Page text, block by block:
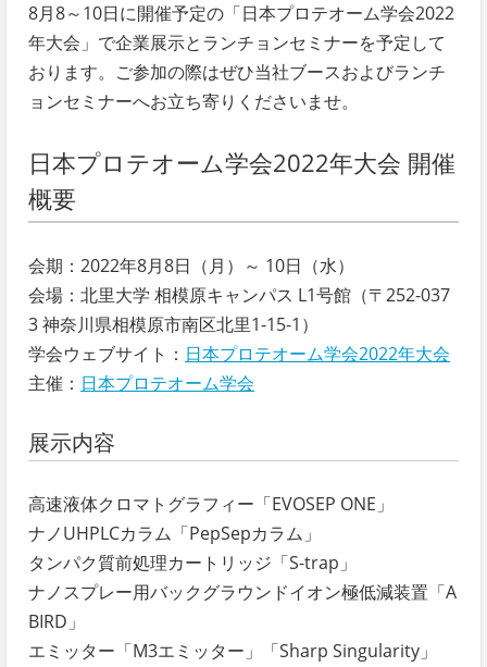
8月8～10日に開催予定の「日本プロテオーム学会2022
年大会」で企業展示とランチョンセミナーを予定して
おります。ご参加の際はぜひ当社ブースおよびランチ
ョンセミナーへお立ち寄りくださいませ。
日本プロテオーム学会2022年大会 開催
概要
会期：2022年8月8日（月）～ 10日（水）
会場：北里大学 相模原キャンパス L1号館（〒252-037
3 神奈川県相模原市南区北里1-15-1）
学会ウェブサイト： 日本プロテオーム学会2022年大会
主催： 日本プロテオーム学会
展示内容
高速液体クロマトグラフィー「EVOSEP ONE」
ナノUHPLCカラム「PepSepカラム」
タンパク質前処理カートリッジ「S-trap」
ナノスプレー用バックグラウンドイオン極低減装置「A
BIRD」
エミッター「M3エミッター」「Sharp Singularity」